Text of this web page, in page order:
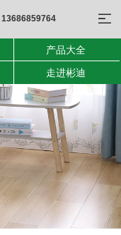
13686859764
产品大全
走进彬迪